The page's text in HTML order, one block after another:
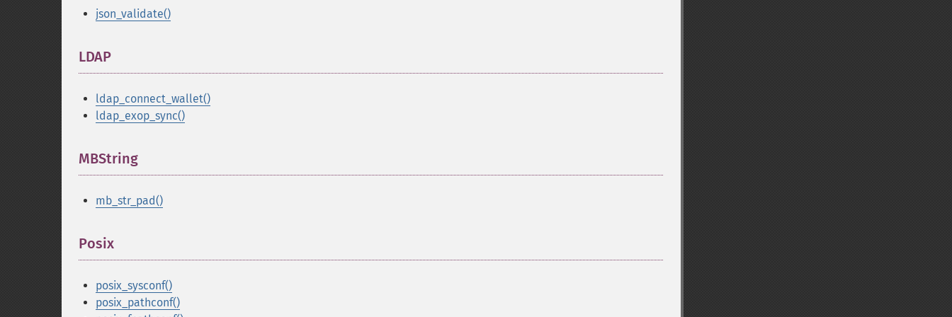
json_validate()
LDAP
ldap_connect_wallet()
ldap_exop_sync()
MBString
mb_str_pad()
Posix
posix_sysconf()
posix_pathconf()